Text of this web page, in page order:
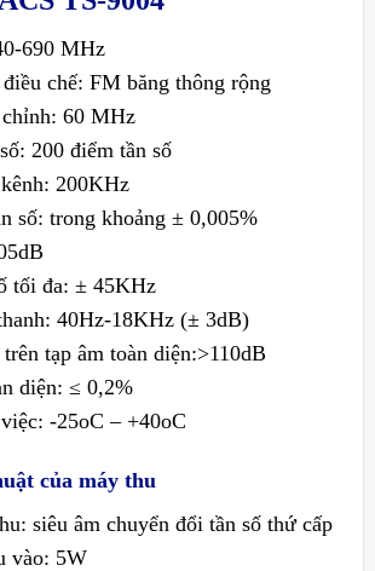
690 MHz
chế: FM băng thông rộng
60 MHz
200 điểm tần số
200KHz
số: trong khoảng ± 0,005%
tối đa: ± 45KHz
40Hz-18KHz (± 3dB)
tạp âm toàn diện:>110dB
diện: ≤ 0,2%
-25oC – +40oC
của máy thu
siêu âm chuyển đổi tần số thứ cấp
vào: 5W